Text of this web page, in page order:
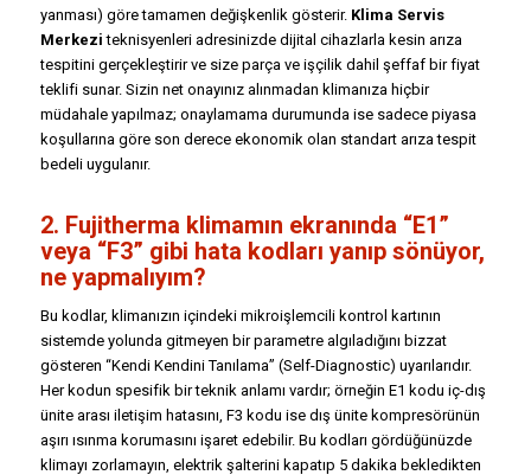
yanması) göre tamamen değişkenlik gösterir. Klima Servis
Merkezi teknisyenleri adresinizde dijital cihazlarla kesin arıza
tespitini gerçekleştirir ve size parça ve işçilik dahil şeffaf bir fiyat
teklifi sunar. Sizin net onayınız alınmadan klimanıza hiçbir
müdahale yapılmaz; onaylamama durumunda ise sadece piyasa
koşullarına göre son derece ekonomik olan standart arıza tespit
bedeli uygulanır.
2. Fujitherma klimamın ekranında “E1”
veya “F3” gibi hata kodları yanıp sönüyor,
ne yapmalıyım?
Bu kodlar, klimanızın içindeki mikroişlemcili kontrol kartının
sistemde yolunda gitmeyen bir parametre algıladığını bizzat
gösteren “Kendi Kendini Tanılama” (Self-Diagnostic) uyarılarıdır.
Her kodun spesifik bir teknik anlamı vardır; örneğin E1 kodu iç-dış
ünite arası iletişim hatasını, F3 kodu ise dış ünite kompresörünün
aşırı ısınma korumasını işaret edebilir. Bu kodları gördüğünüzde
klimayı zorlamayın, elektrik şalterini kapatıp 5 dakika bekledikten